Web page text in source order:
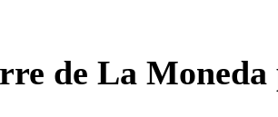
de La Moneda